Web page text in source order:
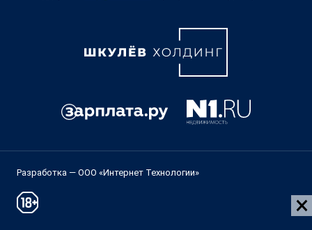
Разработка — ООО «Интернет Технологии»